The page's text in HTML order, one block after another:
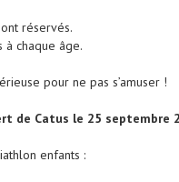
réservés.
à chaque âge.
pour ne pas s’amuser !
de Catus le 25 septembre
enfants :